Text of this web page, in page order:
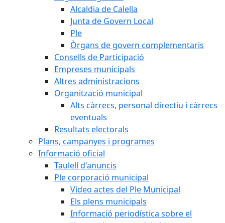
Alcaldia de Calella
Junta de Govern Local
Ple
Òrgans de govern complementaris
Consells de Participació
Empreses municipals
Altres administracions
Organització municipal
Alts càrrecs, personal directiu i càrrecs
eventuals
Resultats electorals
Plans, campanyes i programes
Informació oficial
Taulell d'anuncis
Ple corporació municipal
Vídeo actes del Ple Municipal
Els plens municipals
Informació periodística sobre el